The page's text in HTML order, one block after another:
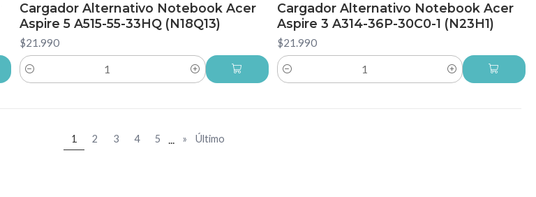
Cargador Alternativo Notebook Acer
Aspire 5 A515-55-33HQ (N18Q13)
$21.990
Cantidad
Cargador Alternativo Notebook Acer
Aspire 3 A314-36P-30C0-1 (N23H1)
$21.990
Cantidad
1 2 3 4 5 ... » Último